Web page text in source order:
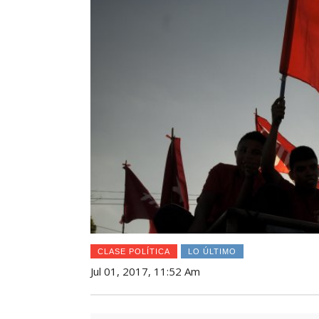
CLASE POLÍTICA LO ÚLTIMO
Jul 01, 2017, 11:52 Am